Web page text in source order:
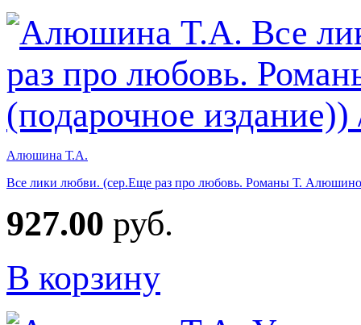
Алюшина Т.А.
Все лики любви. (сер.Еще раз про любовь. Романы Т.
927.00 руб.
В корзину